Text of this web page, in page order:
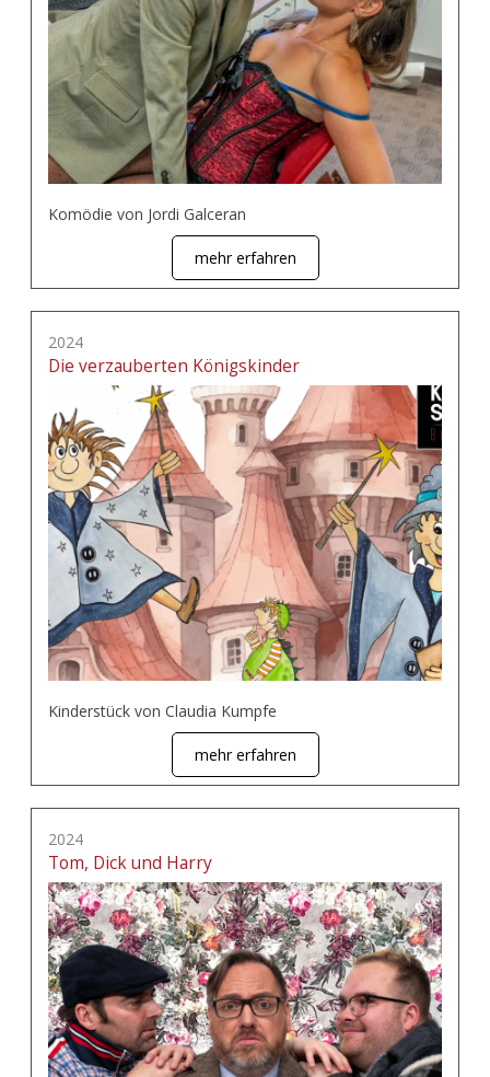
Komödie von Jordi Galceran
mehr erfahren
2024
Die verzauberten Königskinder
Kinderstück von Claudia Kumpfe
mehr erfahren
2024
Tom, Dick und Harry